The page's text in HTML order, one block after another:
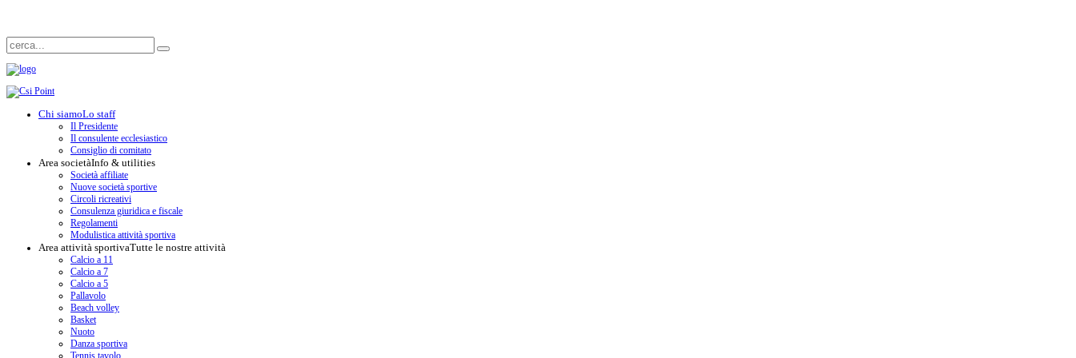
Chi siamoLo staff
Il Presidente
Il consulente ecclesiastico
Consiglio di comitato
Area societàInfo & utilities
Società affiliate
Nuove società sportive
Circoli ricreativi
Consulenza giuridica e fiscale
Regolamenti
Modulistica attività sportiva
Area attività sportivaTutte le nostre attività
Calcio a 11
Calcio a 7
Calcio a 5
Pallavolo
Beach volley
Basket
Nuoto
Danza sportiva
Tennis tavolo